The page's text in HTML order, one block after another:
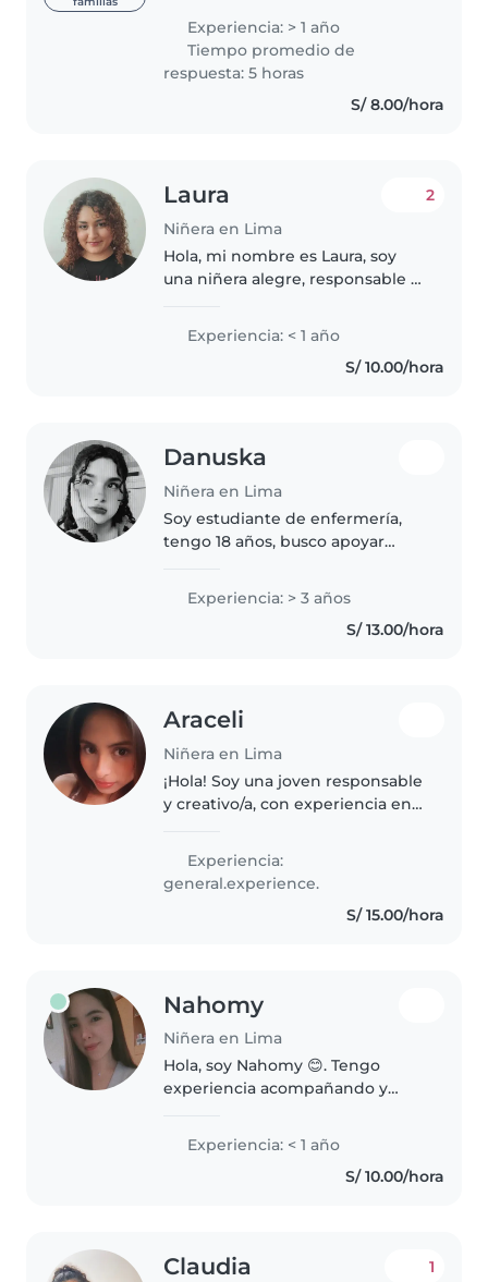
con paciencia, cariño y mucha
dedicación. Disfruto jugar con
ellos, escuchar sus ocurrencias,..
Experiencia: > 1 año
Tiempo promedio de
respuesta: 5 horas
S/ 8.00/hora
Laura
Niñera en Lima
2
Hola, mi nombre es Laura, soy
una niñera alegre, responsable y
natural con los niños. Me encanta
jugar, crear dinámicas divertidas
y compartir momentos..
Experiencia: < 1 año
S/ 10.00/hora
Danuska
Niñera en Lima
Soy estudiante de enfermería,
tengo 18 años, busco apoyar
madre y mis hermanitos, soy
responsable ,empatica y
Experiencia: > 3 años
S/ 13.00/hora
Araceli
Niñera en Lima
¡Hola! Soy una joven responsable
y creativo/a, con experiencia en
Me encanta dibujar, hacer
manualidades, tocar música..
Experiencia:
general.experience.
S/ 15.00/hora
Nahomy
Niñera en Lima
Hola, soy Nahomy 😊. Tengo
experiencia acompañando y
clases particulares. Soy una
persona responsable, paciente y
cariñosa, con facilidad para
Experiencia: < 1 año
S/ 10.00/hora
Claudia 1